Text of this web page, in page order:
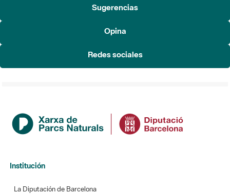
Sugerencias
Opina
Redes sociales
Institución
La Diputación de Barcelona